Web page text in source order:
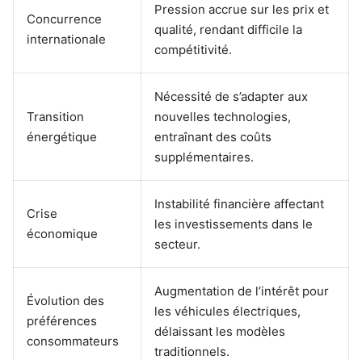
Concurrence
internationale
Pression accrue sur les prix et
qualité, rendant difficile la
compétitivité.
Transition
énergétique
Nécessité de s’adapter aux
nouvelles technologies,
entraînant des coûts
supplémentaires.
Crise
économique
Instabilité financière affectant
les investissements dans le
secteur.
Évolution des
préférences
consommateurs
Augmentation de l’intérêt pour
les véhicules électriques,
délaissant les modèles
traditionnels.